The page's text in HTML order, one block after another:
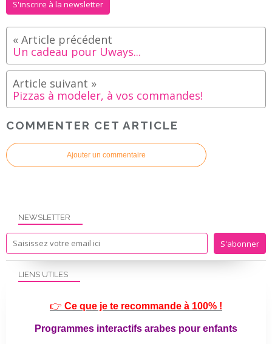
S'inscrire à la newsletter
Un cadeau pour Uways...
Pizzas à modeler, à vos commandes!
COMMENTER CET ARTICLE
Ajouter un commentaire
NEWSLETTER
LIENS UTILES
👉 Ce que je te recommande à 100% !
Programmes interactifs arabes pour enfants